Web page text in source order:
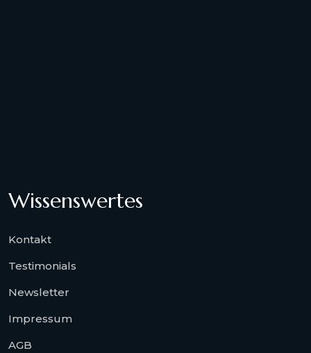
Wissenswertes
Kontakt
Testimonials
Newsletter
Impressum
AGB